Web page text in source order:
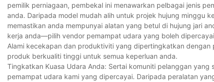
pemilik perniagaan, pembekal ini menawarkan pelbagai jenis
anda. Daripada model mudah alih untuk projek hujung minggu
memastikan anda mempunyai alatan yang betul di hujung jari
kerja anda—pilih vendor pemampat udara yang boleh
Alami kecekapan dan produktiviti yang dipertingkatkan
produk berkualiti tinggi untuk semua keperluan anda.
Tingkatkan Kuasa Udara Anda: Sertai komuniti pelanggan
pemampat udara kami yang dipercayai. Daripada peralatan